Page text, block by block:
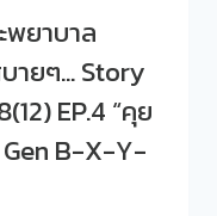
ยาบาล
ายๆ… Story
EP.4 “คุย
Gen B-X-Y-